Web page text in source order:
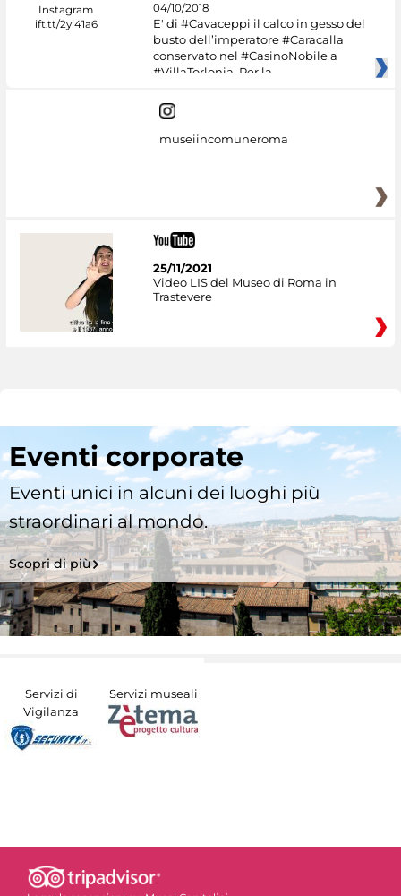
04/10/2018
E' di #Cavaceppi il calco in gesso del
busto dell’imperatore #Caracalla
conservato nel #CasinoNobile a
#VillaTorlonia. Per la
museiincomuneroma
25/11/2021
Video LIS del Museo di Roma in
Trastevere
Eventi corporate
Eventi unici in alcuni dei luoghi più
straordinari al mondo.
Scopri di più
Servizi di
Vigilanza
Servizi museali